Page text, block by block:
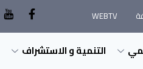
WEBTV
التنمية و الاستشراف